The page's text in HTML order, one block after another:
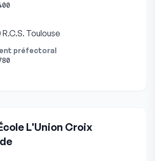
Toulouse
préfectoral
L'Union Croix